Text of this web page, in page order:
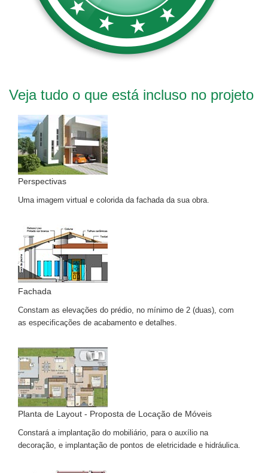
Veja tudo o que está incluso no projeto
Perspectivas
Uma imagem virtual e colorida da fachada da sua obra.
Fachada
Constam as elevações do prédio, no mínimo de 2 (duas), com
as especificações de acabamento e detalhes.
Planta de Layout - Proposta de Locação de Móveis
Constará a implantação do mobiliário, para o auxílio na
decoração, e implantação de pontos de eletricidade e hidráulica.